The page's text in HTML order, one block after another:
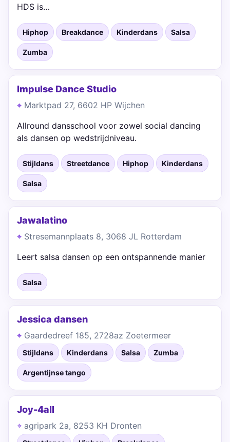
HDS is…
Hiphop Breakdance Kinderdans Salsa
Zumba
Impulse Dance Studio
Marktpad 27, 6602 HP Wijchen
Allround dansschool voor zowel social dancing
als dansen op wedstrijdniveau.
Stijldans Streetdance Hiphop Kinderdans
Salsa
Jawalatino
Stresemannplaats 8, 3068 JL Rotterdam
Leert salsa dansen op een ontspannende manier
Salsa
Jessica dansen
Gaardedreef 185, 2728az Zoetermeer
Stijldans Kinderdans Salsa Zumba
Argentijnse tango
Joy-4all
agripark 2a, 8253 KH Dronten